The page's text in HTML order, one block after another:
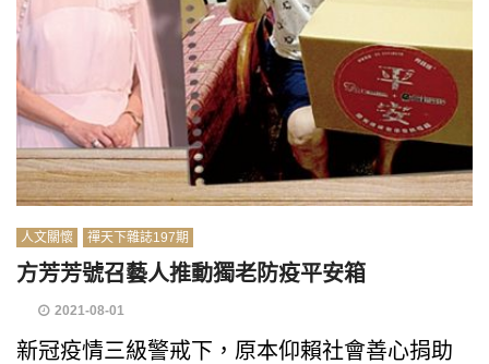
人文關懷 禪天下雜誌197期
方芳芳號召藝人推動獨老防疫平安箱
2021-08-01
新冠疫情三級警戒下，原本仰賴社會善心捐助